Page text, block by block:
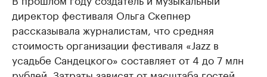
директор фестиваля Ольга Скепнер
рассказывала журналистам, что средняя
стоимость организации фестиваля «Jazz в
усадьбе Сандецкого» составляет от 4 до 7 млн